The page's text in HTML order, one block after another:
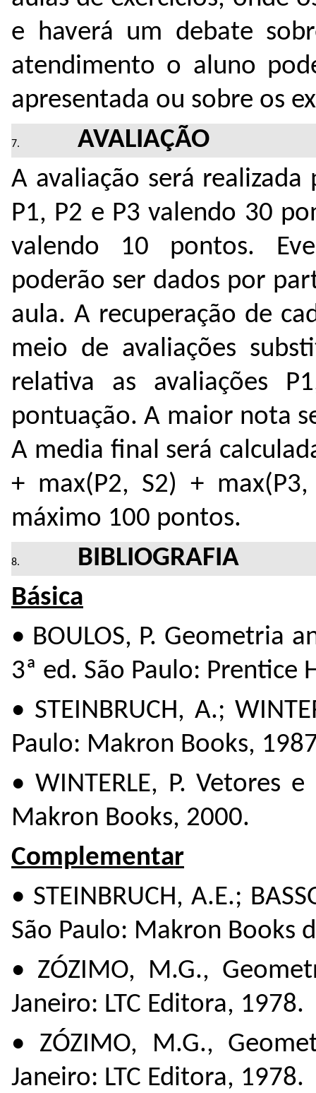
e haverá um debate
atendimento o aluno
apresentada ou sobre os
AVALIAÇÃO
A avaliação será
P1, P2 e P3 valendo 30
valendo 10 pontos.
poderão ser dados por
aula. A recuperação de
meio de avaliações
relativa as avaliações
pontuação. A maior nota
A media final será
+ max(P2, S2) +
máximo 100 pontos.
BIBLIOGRAFIA
Básica
• BOULOS, P. Geometria
3ª ed. São Paulo: Prentice
• STEINBRUCH, A.;
Paulo: Makron Books,
• WINTERLE, P. Vetores
Makron Books, 2000.
Complementar
• STEINBRUCH, A.E.;
São Paulo: Makron Books
• ZÓZIMO, M.G.,
Janeiro: LTC Editora, 1978.
• ZÓZIMO, M.G.,
Janeiro: LTC Editora, 1978.